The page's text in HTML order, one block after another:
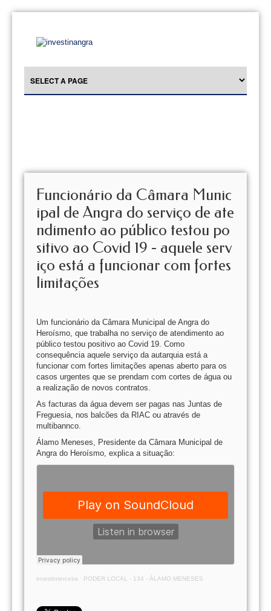
Funcionário da Câmara Munic
ipal de Angra do serviço de ate
ndimento ao público testou po
sitivo ao Covid 19 - aquele serv
iço está a funcionar com fortes
limitações
Um funcionário da Câmara Municipal de Angra do
Heroísmo, que trabalha no serviço de atendimento ao
público testou positivo ao Covid 19. Como
consequência aquele serviço da autarquia está a
funcionar com fortes limitações apenas aberto para os
casos urgentes que se prendam com cortes de água ou
a realização de novos contratos.
As facturas da água devem ser pagas nas Juntas de
Freguesia, nos balcões da RIAC ou através de
multibannco.
Álamo Meneses, Presidente da Câmara Municipal de
Angra do Heroísmo, explica a situação:
investinterceira · PODER LOCAL - 134 - ÁLAMO MENESES